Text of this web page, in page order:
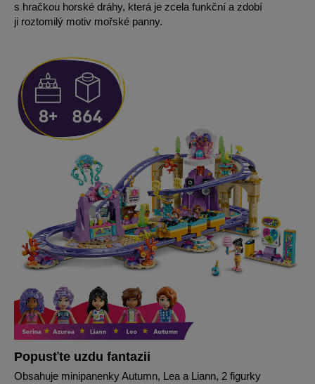
s hračkou horské dráhy, která je zcela funkční a zdobí
ji roztomilý motiv mořské panny.
Popusťte uzdu fantazii
Obsahuje minipanenky Autumn, Lea a Liann, 2 figurky